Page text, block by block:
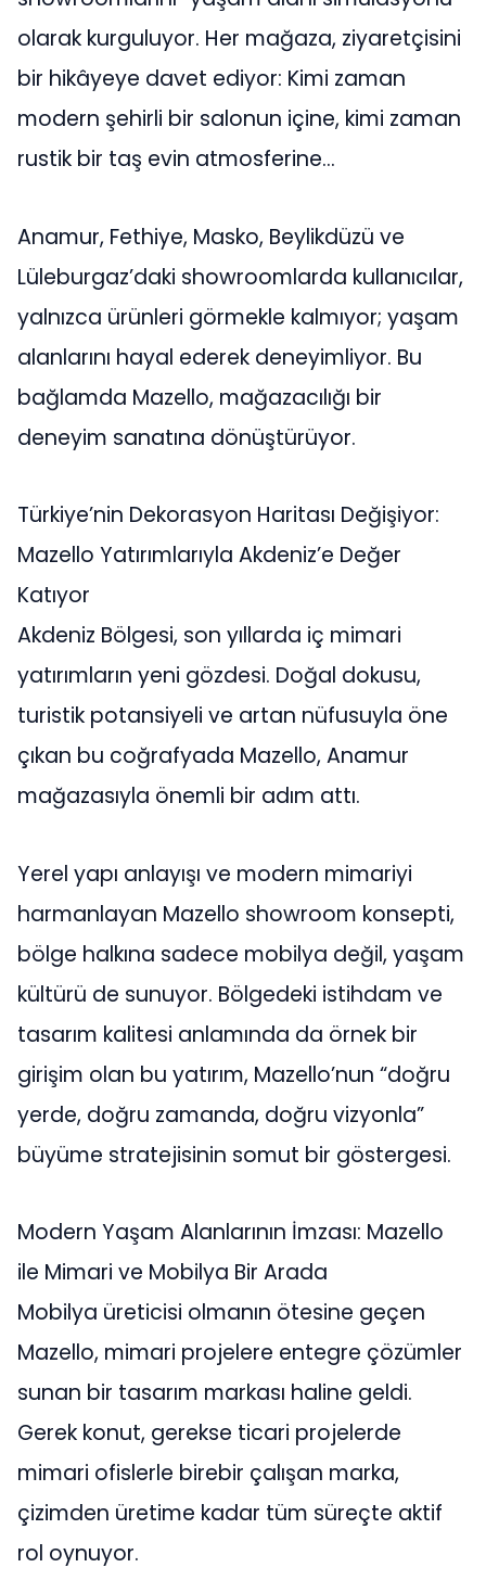
olarak kurguluyor. Her mağaza, ziyaretçisini
bir hikâyeye davet ediyor: Kimi zaman
modern şehirli bir salonun içine, kimi zaman
rustik bir taş evin atmosferine…
Anamur, Fethiye, Masko, Beylikdüzü ve
Lüleburgaz’daki showroomlarda kullanıcılar,
yalnızca ürünleri görmekle kalmıyor; yaşam
alanlarını hayal ederek deneyimliyor. Bu
bağlamda Mazello, mağazacılığı bir
deneyim sanatına dönüştürüyor.
Türkiye’nin Dekorasyon Haritası Değişiyor:
Mazello Yatırımlarıyla Akdeniz’e Değer
Katıyor
Akdeniz Bölgesi, son yıllarda iç mimari
yatırımların yeni gözdesi. Doğal dokusu,
turistik potansiyeli ve artan nüfusuyla öne
çıkan bu coğrafyada Mazello, Anamur
mağazasıyla önemli bir adım attı.
Yerel yapı anlayışı ve modern mimariyi
harmanlayan Mazello showroom konsepti,
bölge halkına sadece mobilya değil, yaşam
kültürü de sunuyor. Bölgedeki istihdam ve
tasarım kalitesi anlamında da örnek bir
girişim olan bu yatırım, Mazello’nun “doğru
yerde, doğru zamanda, doğru vizyonla”
büyüme stratejisinin somut bir göstergesi.
Modern Yaşam Alanlarının İmzası: Mazello
ile Mimari ve Mobilya Bir Arada
Mobilya üreticisi olmanın ötesine geçen
Mazello, mimari projelere entegre çözümler
sunan bir tasarım markası haline geldi.
Gerek konut, gerekse ticari projelerde
mimari ofislerle birebir çalışan marka,
çizimden üretime kadar tüm süreçte aktif
rol oynuyor.